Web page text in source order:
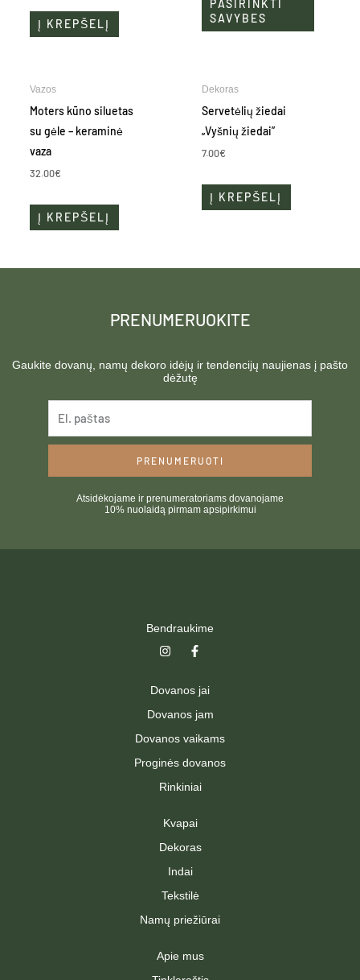
Į KREPŠELĮ
PASIRINKTI
SAVYBES
options
Vazos
Moters kūno siluetas
su gėle – keraminė
vaza
32.00€
Į KREPŠELĮ
Dekoras
Servetėlių žiedai
„Vyšnių žiedai”
7.00€
Į KREPŠELĮ
PRENUMERUOKITE
Gaukite dovanų, namų dekoro idėjų ir tendencijų naujienas į pašto
dėžutę
PRENUMERUOTI
Atsidėkojame ir prenumeratoriams dovanojame
10% nuolaidą pirmam apsipirkimui
Bendraukime
I
n
a
r
m
F
a
b
o
-
Dovanos jai
Dovanos jam
Dovanos vaikams
Proginės dovanos
Rinkiniai
Kvapai
Dekoras
Indai
Tekstilė
Namų priežiūrai
Apie mus